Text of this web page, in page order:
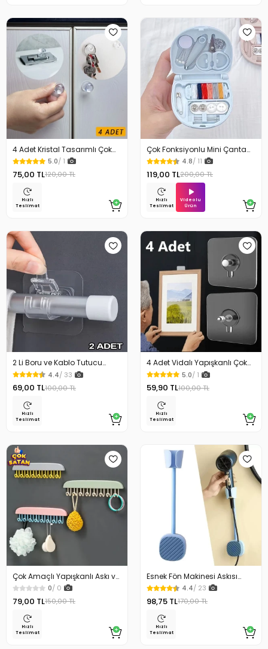
4 Adet Kristal Tasarımlı Çok
Amaçlı Yapışkanlı Tutacak
Buton
5.0/ 1
75,00 TL120,00 TL
Hızlı
Teslimat
Çok Fonksiyonlu Mini Çanta
Boy Seyahat Tipi Dikiş Seti
4.8/ 11
119,00 TL200,00 TL
Hızlı
Teslimat
Videolu
Ürün
2 Li Boru ve Kablo Tutucu
Halka Güçlü Yapışkanlı
4.4/ 33
69,00 TL100,00 TL
Hızlı
Teslimat
4 Adet Vidalı Yapışkanlı Çok
Amaçlı Şeffaf Askı
5.0/ 1
59,90 TL100,00 TL
Hızlı
Teslimat
Çok Amaçlı Yapışkanlı Askı ve
Askı Çoğaltıcı
0/ 0
79,00 TL150,00 TL
Hızlı
Teslimat
Esnek Fön Makinesi Askısı
Güçlü Yapışkanlı
4.4/ 23
98,75 TL170,00 TL
Hızlı
Teslimat